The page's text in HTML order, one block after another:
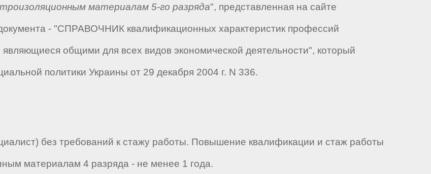
материалам 5-го разряда", представленная на сайте
- "СПРАВОЧНИК квалификационных характеристик профессий
общими для всех видов экономической деятельности", который
политики Украины от 29 декабря 2004 г. N 336.
без требований к стажу работы. Повышение квалификации и стаж работы
материалам 4 разряда - не менее 1 года.